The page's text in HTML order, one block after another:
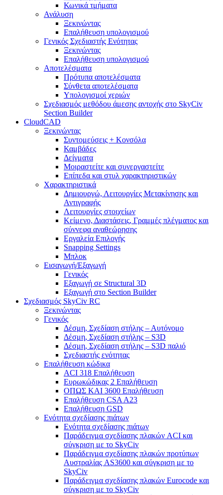
Κωνικά τμήματα
Ανάλυση
Ξεκινώντας
Επαλήθευση υπολογισμού
Γενικός Σχεδιαστής Ενότητας
Ξεκινώντας
Επαλήθευση υπολογισμού
Αποτελέσματα
Πρότυπα αποτελέσματα
Σύνθετα αποτελέσματα
Υπολογισμοί χεριών
Σχεδιασμός μεθόδου άμεσης αντοχής στο SkyCiv
Section Builder
CloudCAD
Ξεκινώντας
Συντομεύσεις + Κονσόλα
Καμβάδες
Δείγματα
Μοιραστείτε και συνεργαστείτε
Επίπεδα και στυλ χαρακτηριστικών
Χαρακτηριστικά
Δημιουργώ, Λειτουργίες Μετακίνησης και
Αντιγραφής
Λειτουργίες στοιχείων
Κείμενο, Διαστάσεις, Γραμμές πλέγματος και
σύννεφα αναθεώρησης
Εργαλεία Επιλογής
Snapping Settings
Μπλοκ
Εισαγωγή/Εξαγωγή
Γενικός
Εξαγωγή σε Structural 3D
Εξαγωγή στο Section Builder
Σχεδιασμός SkyCiv RC
Ξεκινώντας
Γενικός
Δέσμη, Σχεδίαση στήλης – Αυτόνομο
Δέσμη, Σχεδίαση στήλης – S3D
Δέσμη, Σχεδίαση στήλης – S3D παλιό
Σχεδιαστής ενότητας
Επαλήθευση κώδικα
ACI 318 Επαλήθευση
Ευρωκώδικας 2 Επαλήθευση
ΟΠΩΣ ΚΑΙ 3600 Επαλήθευση
Επαλήθευση CSA A23
Επαλήθευση GSD
Ενότητα σχεδίασης πιάτων
Ενότητα σχεδίασης πιάτων
Παράδειγμα σχεδίασης πλακών ACI και
σύγκριση με το SkyCiv
Παράδειγμα σχεδίασης πλακών προτύπων
Αυστραλίας AS3600 και σύγκριση με το
SkyCiv
Παράδειγμα σχεδίασης πλακών Eurocode και
σύγκριση με το SkyCiv